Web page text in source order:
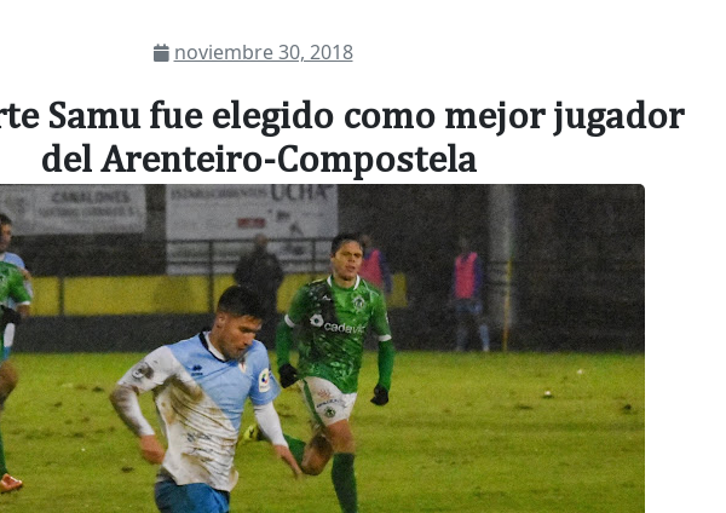
noviembre 30, 2018
Samu fue elegido como mejor jugador
del Arenteiro-Compostela